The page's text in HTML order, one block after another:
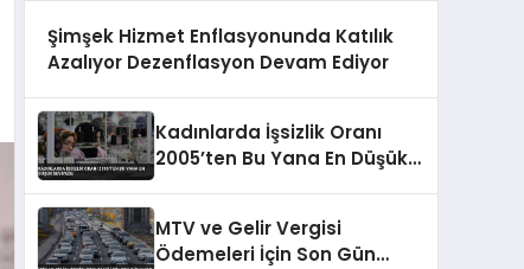
Şimşek Hizmet Enflasyonunda Katılık
Azalıyor Dezenflasyon Devam Ediyor
Kadınlarda İşsizlik Oranı
2005’ten Bu Yana En Düşük
MTV ve Gelir Vergisi
Ödemeleri İçin Son Gün